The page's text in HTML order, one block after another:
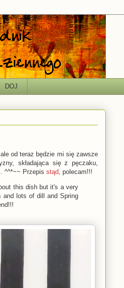
DOJ
od teraz będzie mi się zawsze
składająca się z pęczaku,
^^*~~ Przepis stąd , polecam!!!
this dish but it's a very
and lots of dill and Spring